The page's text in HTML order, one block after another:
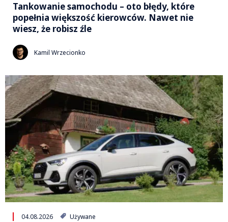
Tankowanie samochodu – oto błędy, które
popełnia większość kierowców. Nawet nie
wiesz, że robisz źle
Kamil Wrzecionko
04.08.2026 Używane